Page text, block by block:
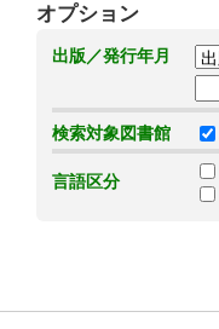
オプション
出版／発行年月
検索対象図書館
言語区分